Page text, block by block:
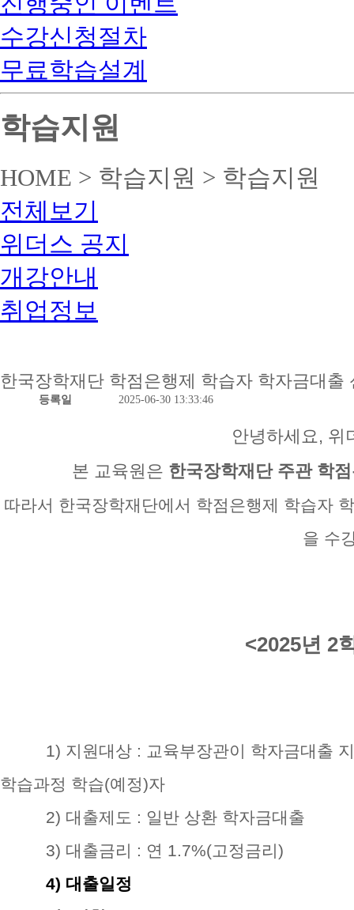
수강신청절차
무료학습설계
학습지원
HOME > 학습지원 > 학습지원
전체보기
위더스 공지
개강안내
취업정보
한국장학재단 학점은행제 학습자 학자금대출
등록일 2025-06-30 13:33:46
안녕하세요, 위
본 교육원은 한국장학재단 주관 학
따라서 한국장학재단에서 학점은행제 학습자
을 수
<2025년 2
1) 지원대상 : 교육부장관이 학자금대출
학습과정 학습(예정)자
2) 대출제도 : 일반 상환 학자금대출
3) 대출금리 : 연 1.7%(고정금리)
4) 대출일정